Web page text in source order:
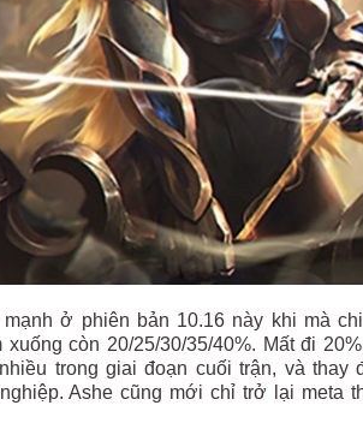
ở phiên bản 10.16 này khi mà
xuống còn 20/25/30/35/40%. Mất đi
trong giai đoạn cuối trận, và
Ashe cũng mới chỉ trở lại meta